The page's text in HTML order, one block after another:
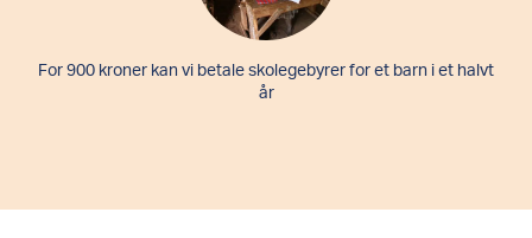
For 900 kroner kan vi betale skolegebyrer for et barn i et halvt
år